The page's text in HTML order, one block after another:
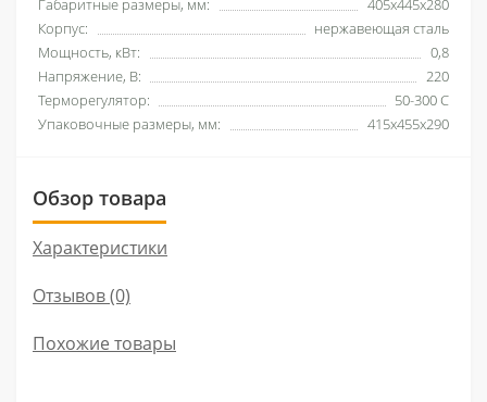
Габаритные размеры, мм:
405x445x280
Корпус:
нержавеющая сталь
Мощность, кВт:
0,8
Напряжение, В:
220
Терморегулятор:
50-300 С
Упаковочные размеры, мм:
415x455x290
Обзор товара
Характеристики
Отзывов (0)
Похожие товары